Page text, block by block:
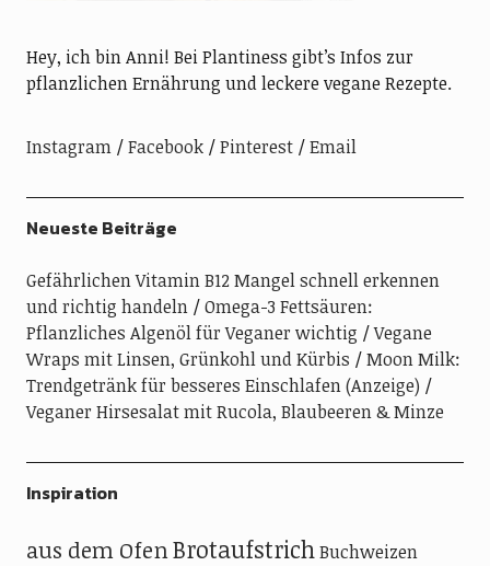
Hey, ich bin Anni! Bei Plantiness gibt’s Infos zur
pflanzlichen Ernährung und leckere vegane Rezepte.
Instagram Facebook Pinterest Email
Neueste Beiträge
Gefährlichen Vitamin B12 Mangel schnell erkennen
und richtig handeln
Omega-3 Fettsäuren:
Pflanzliches Algenöl für Veganer wichtig
Vegane
Wraps mit Linsen, Grünkohl und Kürbis
Moon Milk:
Trendgetränk für besseres Einschlafen (Anzeige)
Veganer Hirsesalat mit Rucola, Blaubeeren & Minze
Inspiration
aus dem OfenBrotaufstrichBuchweizen